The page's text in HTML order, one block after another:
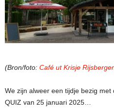
(Bron/foto: Café ut Krisje
We zijn alweer een tijdje bezig
QUIZ van 25 januari 2025…